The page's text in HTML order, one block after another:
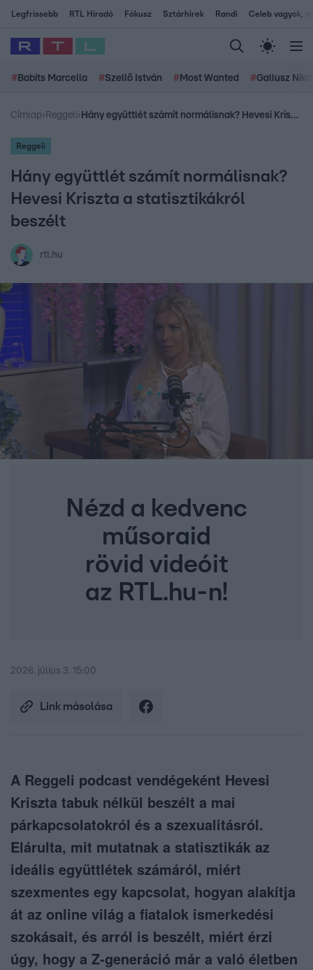
Legfrissebb RTL Híradó Fókusz Sztárhírek Randi Celeb vagyok,
# Babits Marcella #Szellő István # Most Wanted #Gallusz
Címlap› Reggeli› Hány együttlét számít normálisnak? Hevesi Kriszta a statisztikákról beszélt
Reggeli
Hány együttlét számít normálisnak?
Hevesi Kriszta a statisztikákról
beszélt
rtl.hu
Nézd a kedvenc
műsoraid
rövid videóit
az RTL.hu-n!
2026. július 3. 15:00
Link másolása
A Reggeli podcast vendégeként Hevesi
Kriszta tabuk nélkül beszélt a mai
párkapcsolatokról és a szexualitásról.
Elárulta, mit mutatnak a statisztikák az
ideális együttlétek számáról, miért
szexmentes egy kapcsolat, hogyan alakítja
át az online világ a fiatalok ismerkedési
szokásait, és arról is beszélt, miért érzi
úgy, hogy a Z-generáció már a való életben